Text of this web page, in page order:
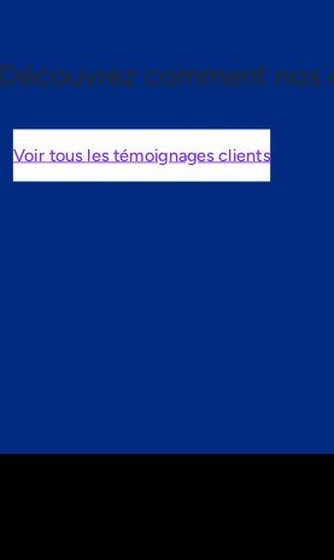
Découvrez comment
Voir tous les témoignages clients